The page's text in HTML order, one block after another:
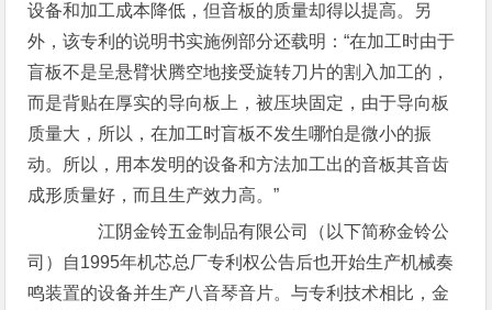
设备和加工成本降低，但音板的质量却得以提高。另
外，该专利的说明书实施例部分还载明：“在加工时由于
盲板不是呈悬臂状腾空地接受旋转刀片的割入加工的，
而是背贴在厚实的导向板上，被压块固定，由于导向板
质量大，所以，在加工时盲板不发生哪怕是微小的振
动。所以，用本发明的设备和方法加工出的音板其音齿
成形质量好，而且生产效力高。”
江阴金铃五金制品有限公司（以下简称金铃公
司）自1995年机芯总厂专利权公告后也开始生产机械奏
鸣装置的设备并生产八音琴音片。与专利技术相比，金